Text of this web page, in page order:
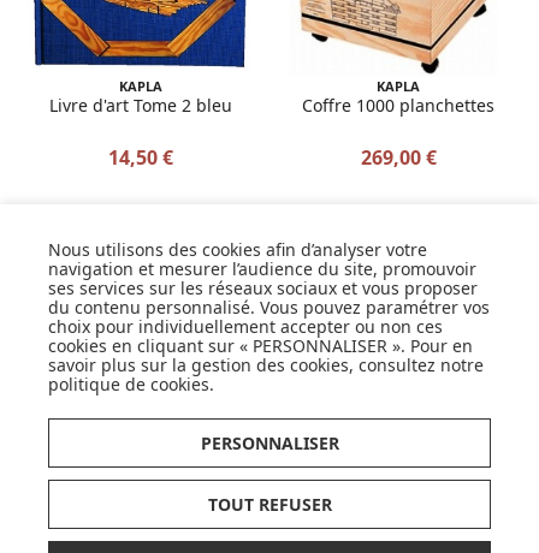
KAPLA
Livre d'art Tome 2 bleu
14,50 €
KAPLA
Coffre 1000 planchettes
269,00 €
SUIVEZ NOS ACTUS,
NOUVEAUTÉS, OFFRES...
OK
PERSONNALISER
EXPÉDITION
EN24H
LIVRAISON
OFFERTE
D'
Nous utilisons des cookies afin d’analyser votre
navigation et mesurer l’audience du site, promouvoir
ses services sur les réseaux sociaux et vous proposer
du contenu personnalisé. Vous pouvez paramétrer vos
choix pour individuellement accepter ou non ces
cookies en cliquant sur « PERSONNALISER ». Pour en
savoir plus sur la gestion des cookies, consultez notre
politique de cookies.
PERSONNALISER
TOUT REFUSER